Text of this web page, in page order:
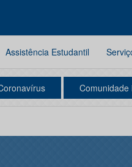
Assistência Estudantil
Comunidade